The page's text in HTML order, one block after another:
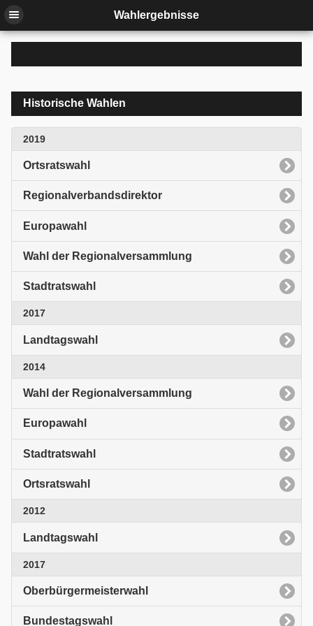
Wahlergebnisse
Historische Wahlen
2019
Ortsratswahl
Regionalverbandsdirektor
Europawahl
Wahl der Regionalversammlung
Stadtratswahl
2017
Landtagswahl
2014
Wahl der Regionalversammlung
Europawahl
Stadtratswahl
Ortsratswahl
2012
Landtagswahl
2017
Oberbürgermeisterwahl
Bundestagswahl